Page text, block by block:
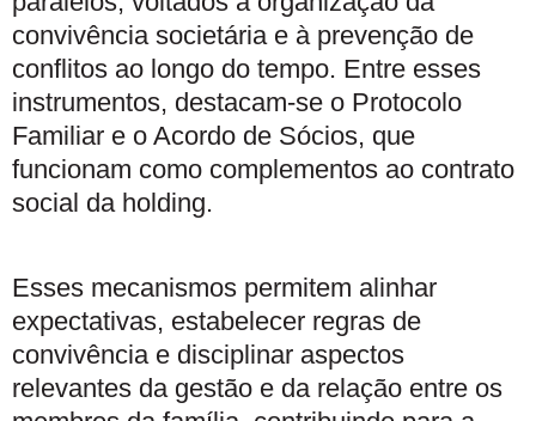
convivência societária e à prevenção de
conflitos ao longo do tempo. Entre esses
instrumentos, destacam-se o Protocolo
Familiar e o Acordo de Sócios, que
funcionam como complementos ao contrato
social da holding.
Esses mecanismos permitem alinhar
expectativas, estabelecer regras de
convivência e disciplinar aspectos
relevantes da gestão e da relação entre os